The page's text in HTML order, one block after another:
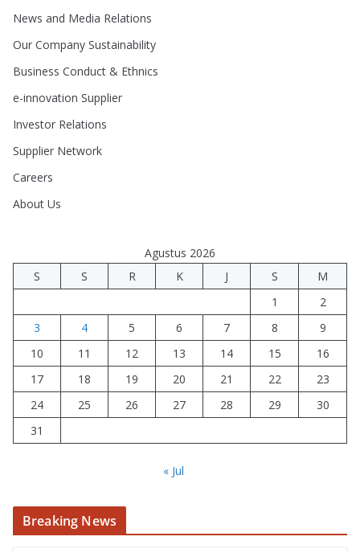
News and Media Relations
Our Company Sustainability
Business Conduct & Ethnics
e-innovation Supplier
Investor Relations
Supplier Network
Careers
About Us
Agustus 2026
S
S R K J S
M
1
2
3
4 5 6 7 8
9
10
11 12 13 14 15
16
17
18 19 20 21 22
23
24
25 26 27 28 29
30
31
« Jul
Breaking News